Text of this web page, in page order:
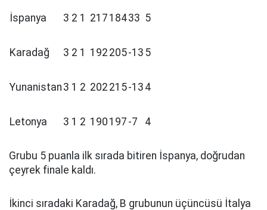
İspanya 3 2 1 217 18433 5
Karadağ 3 2 1 192 205-13 5
Yunanistan 3 1 2 202 215-13 4
Letonya 3 1 2 190 197 -7 4
Grubu 5 puanla ilk sırada bitiren İspanya, doğrudan
çeyrek finale kaldı.
İkinci sıradaki Karadağ, B grubunun üçüncüsü İtalya